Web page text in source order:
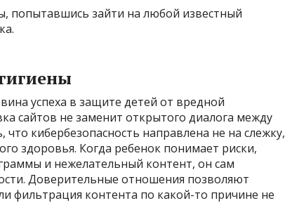
попытавшись зайти на любой известный
успеха в защите детей от вредной
сайтов не заменит открытого диалога между
кибербезопасность направлена не на слежку,
здоровья. Когда ребенок понимает риски,
и нежелательный контент, он сам
Доверительные отношения позволяют
фильтрация контента по какой-то причине не